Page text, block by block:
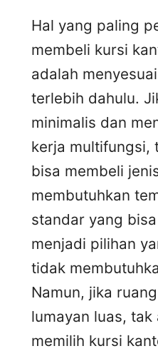
Hal yang paling
membeli kursi
adalah
terlebih dahulu.
minimalis dan
kerja multifungsi,
bisa membeli
membutuhkan
standar yang
menjadi pilihan
tidak
Namun, jika
lumayan luas, tak
memilih kursi